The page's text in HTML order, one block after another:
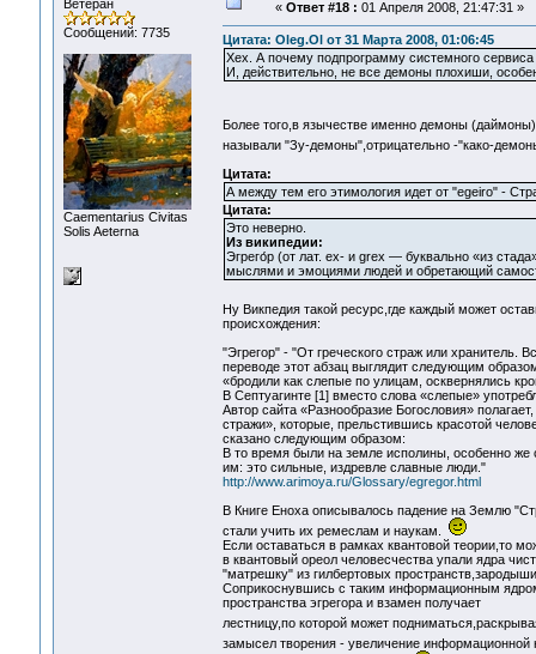
Ветеран
Сообщений: 7735
Сaementarius Civitas
Solis Aeterna
« Ответ #18 : 01 Апреля 2008, 21:47:31 »
Цитата: Oleg.Ol от 31 Марта 2008, 01:06:45
Хех. А почему подпрограмму системного
И, действительно, не все демоны плохиши,
Более того,в язычестве именно демоны
называли "Зу-демоны",отрицательно -"како-
Цитата:
А между тем его этимология идет от "egeiro" -
Цитата:
Это неверно.
Из википедии:
Эгрего́р (от лат. ex- и grex — буквально «из
мыслями и эмоциями людей и обретающий
Ну Викпедия такой ресурс,где каждый может
происхождения:
"Эгрегор" - "От греческого страж или хранитель.
переводе этот абзац выглядит следующим
«бродили как слепые по улицам, осквернялись
В Септуагинте [1] вместо слова «слепые»
Автор сайта «Разнообразие Богословия»
стражи», которые, прельстившись красотой
сказано следующим образом:
В то время были на земле исполины, особенно же
им: это сильные, издревле славные люди."
http://www.arimoya.ru/Glossary/egregor.html
В Книге Еноха описывалось падение на Землю
стали учить их ремеслам и наукам.
Если оставаться в рамках квантовой теории,то
в квантовый ореол человесчества упали ядра
"матрешку" из гилбертовых
Соприкоснувшись с таким информационным
пространства эгрегора и взамен получает
лестницу,по которой может
замысел творения - увеличение